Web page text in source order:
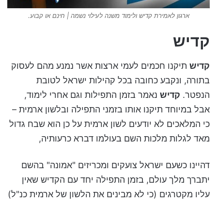
ארגון לאמירת קדיש ולימוד משנה לעילוי נשמה | חינם או קבוע.
קדיש
קדיש תיקנו חכמים לעמי ארצות אשר נמנע מהם לעסוק
בתורה, ונקבע כחובה בכל קהילות ישראל לטובת
הנפטר. קדיש נאמר בזמן התפילות וגם אחרי לימוד,
אבל במיוחד תיקנו אותו בזמני התפילה ובלשון ארמית –
כי המלאכים לא יודעים לשון ארמית על כן הוא שבח גדול
מאד לגלות מלכות השם בעולמו דברא כרעותיה,
דהיינו כשעם ישראל צועקים ומכריזים "אמונה" בהשם
יתברך מלך עולם, בזמן התפילה יחד עם הקדיש שאין
עליו מקטרגים (כי לא מבינים את הלשון של ארמית כנ"ל)